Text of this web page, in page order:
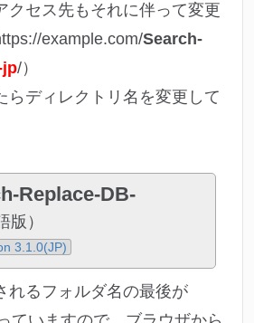
クセス先もそれに伴って変更
example.com/Search-
jp/）
らディレクトリ名を変更して
Replace-DB-
版）
3.1.0(JP)
るフォルダ名の最後が